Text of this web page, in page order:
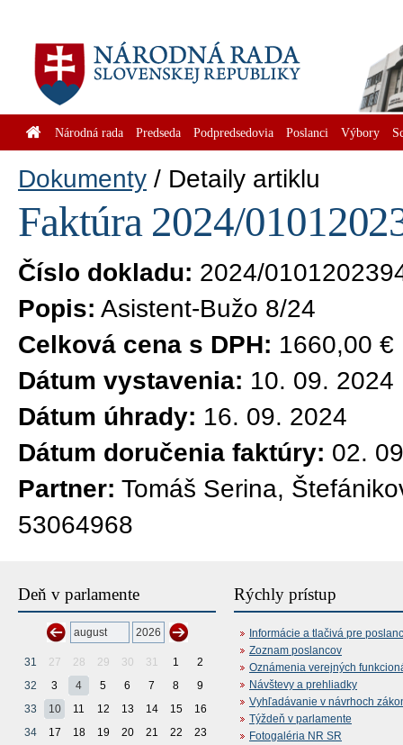
Národná rada Predseda Podpredsedovia Poslanci Výbory
Dokumenty Detaily artiklu
Faktúra 2024/
Číslo dokladu: 2024/
Popis: Asistent-Bužo 8/24
Celková cena s DPH: 1660,00 €
Dátum vystavenia: 10. 09. 2024
Dátum úhrady: 16. 09. 2024
Dátum doručenia faktúry: 02.
Partner: Tomáš Serina,
53064968
Deň v parlamente
31 27 28 29 30 31 1
2
32
3 4 5 6 7 8
9
33
10 11 12 13 14 15
16
34
17 18 19 20 21 22
23
Rýchly prístup
Informácie a tlačivá pre
Zoznam poslancov
Oznámenia verejných
Návštevy a prehliadky
Vyhľadávanie v návrhoch
Týždeň v parlamente
Fotogaléria NR SR